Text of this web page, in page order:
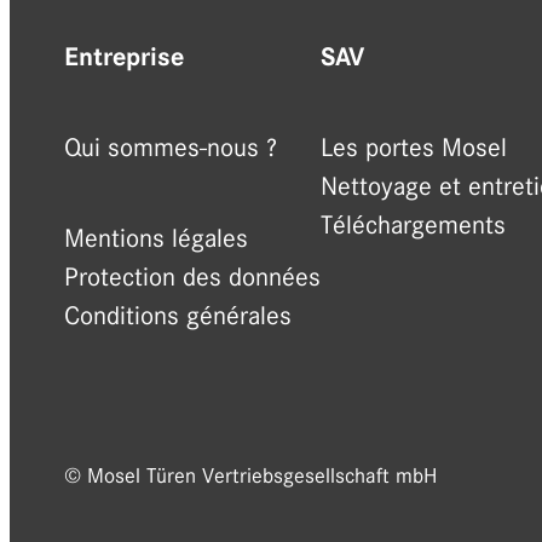
Entreprise
Qui sommes-nous ?
Mentions légales
Protection des données
Conditions générales
SAV
Les portes Mosel
Nettoyage et
Téléchargements
© Mosel Türen Vertriebsgesellschaft mbH